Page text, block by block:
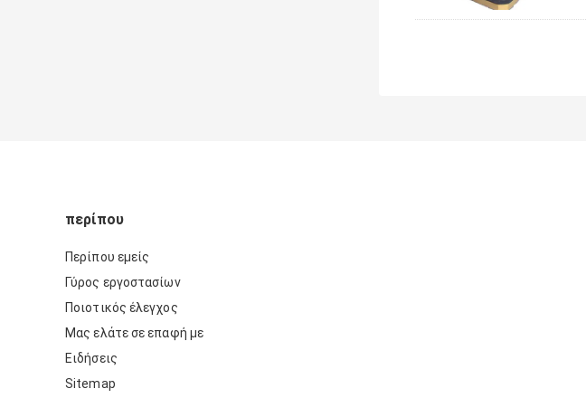
περίπου
Περίπου εμείς
Γύρος εργοστασίων
Ποιοτικός έλεγχος
Μας ελάτε σε επαφή με
Ειδήσεις
Sitemap